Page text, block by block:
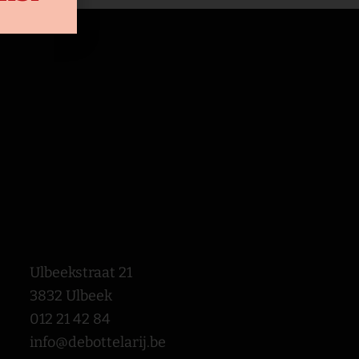
Ulbeekstraat 21
3832 Ulbeek
012 21 42 84
info@debottelarij.be